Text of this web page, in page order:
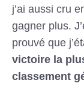
j’ai aussi cru
gagner plus.
prouvé que
victoire la
classement